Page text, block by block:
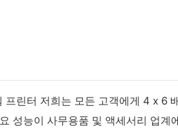
린터 저희는 모든 고객에게 4 x 6
성능이 사무용품 및 액세서리 업계